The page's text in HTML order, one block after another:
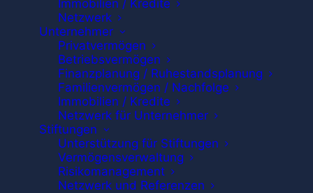
Immobilien / Kredite
Netzwerk
Unternehmer
Privatvermögen
Betriebsvermögen
Finanzplanung / Ruhestandsplanung
Familienvermögen / Nachfolge
Immobilien / Kredite
Netzwerk für Unternehmer
Stiftungen
Unterstützung für Stiftungen
Vermögensverwaltung
Risikomanagement
Netzwerk und Referenzen